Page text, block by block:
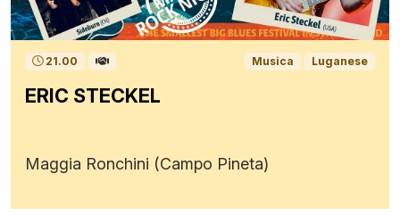
21.00 Musica Luganese
ERIC STECKEL
Maggia Ronchini (Campo Pineta)